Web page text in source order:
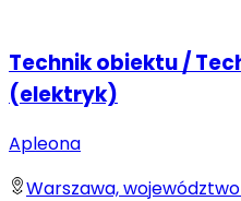
Technik obiektu /
(elektryk)
Apleona
Warszawa,